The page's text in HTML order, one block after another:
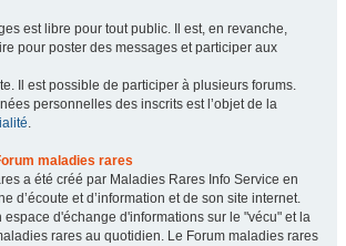
est libre pour tout public. Il est, en revanche,
pour poster des messages et participer aux
Il est possible de participer à plusieurs forums.
personnelles des inscrits est l’objet de la
.
maladies rares
a été créé par Maladies Rares Info Service en
d’écoute et d’information et de son site internet.
espace d'échange d'informations sur le "vécu" et la
rares au quotidien. Le Forum maladies rares